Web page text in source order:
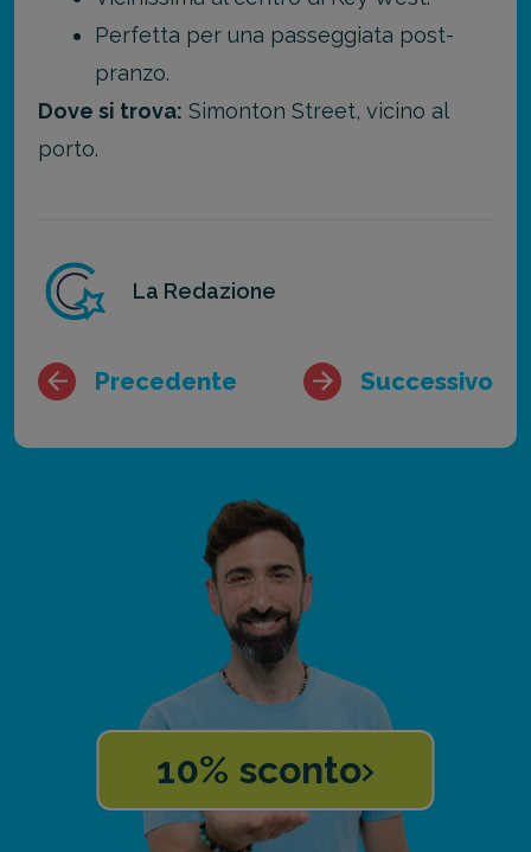
Perfetta per una passeggiata post-
pranzo.
Dove si trova: Simonton Street, vicino al
porto.
La Redazione
Precedente Successivo
10% sconto